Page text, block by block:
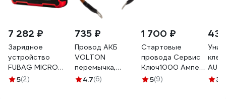
7 282 ₽
Зарядное
устройство
FUBAG MICRO
140/24 46642
5(2)
735 ₽
Провод АКБ
VOLTON
перемычка,
наконечник-
4.7(6)
1 700 ₽
Стартовые
провода Сервис
Ключ1000 Ампер
5,0 метра 73120
5(9) 3.5